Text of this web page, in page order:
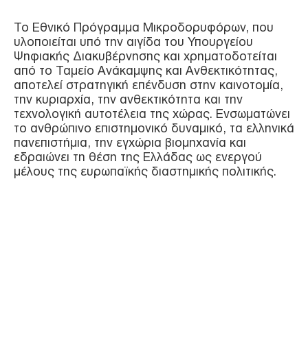
Το Εθνικό Πρόγραμμα Μικροδορυφόρων, που
υλοποιείται υπό την αιγίδα του Υπουργείου
Ψηφιακής Διακυβέρνησης και χρηματοδοτείται
από το Ταμείο Ανάκαμψης και Ανθεκτικότητας,
αποτελεί στρατηγική επένδυση στην καινοτομία,
την κυριαρχία, την ανθεκτικότητα και την
τεχνολογική αυτοτέλεια της χώρας. Ενσωματώνει
το ανθρώπινο επιστημονικό δυναμικό, τα ελληνικά
πανεπιστήμια, την εγχώρια βιομηχανία και
εδραιώνει τη θέση της Ελλάδας ως ενεργού
μέλους της ευρωπαϊκής διαστημικής πολιτικής.